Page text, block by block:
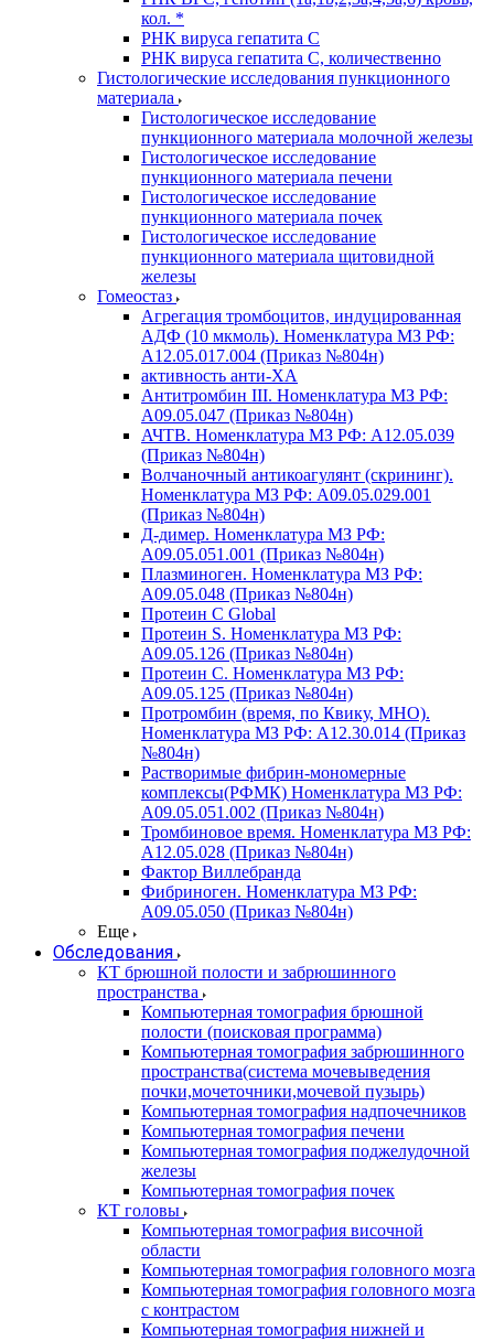
кол. *
РНК вируса гепатита C
РНК вируса гепатита C, количественно
Гистологические исследования пункционного
материала
Гистологическое исследование
пункционного материала молочной железы
Гистологическое исследование
пункционного материала печени
Гистологическое исследование
пункционного материала почек
Гистологическое исследование
пункционного материала щитовидной
железы
Гомеостаз
Агрегация тромбоцитов, индуцированная
АДФ (10 мкмоль). Номенклатура МЗ РФ:
A12.05.017.004 (Приказ №804н)
активность анти-ХА
Антитромбин III. Номенклатура МЗ РФ:
A09.05.047 (Приказ №804н)
АЧТВ. Номенклатура МЗ РФ: A12.05.039
(Приказ №804н)
Волчаночный антикоагулянт (скрининг).
Номенклатура МЗ РФ: A09.05.029.001
(Приказ №804н)
Д-димер. Номенклатура МЗ РФ:
A09.05.051.001 (Приказ №804н)
Плазминоген. Номенклатура МЗ РФ:
A09.05.048 (Приказ №804н)
Протеин C Global
Протеин S. Номенклатура МЗ РФ:
A09.05.126 (Приказ №804н)
Протеин С. Номенклатура МЗ РФ:
A09.05.125 (Приказ №804н)
Протромбин (время, по Квику, МНО).
Номенклатура МЗ РФ: A12.30.014 (Приказ
№804н)
Растворимые фибрин-мономерные
комплексы(РФМК) Номенклатура МЗ РФ:
A09.05.051.002 (Приказ №804н)
Тромбиновое время. Номенклатура МЗ РФ:
A12.05.028 (Приказ №804н)
Фактор Виллебранда
Фибриноген. Номенклатура МЗ РФ:
A09.05.050 (Приказ №804н)
Еще
Обследования
КТ брюшной полости и забрюшинного
пространства
Компьютерная томография брюшной
полости (поисковая программа)
Компьютерная томография забрюшинного
пространства(система мочевыведения
почки,мочеточники,мочевой пузырь)
Компьютерная томография надпочечников
Компьютерная томография печени
Компьютерная томография поджелудочной
железы
Компьютерная томография почек
КТ головы
Компьютерная томография височной
области
Компьютерная томография головного мозга
Компьютерная томография головного мозга
с контрастом
Компьютерная томография нижней и